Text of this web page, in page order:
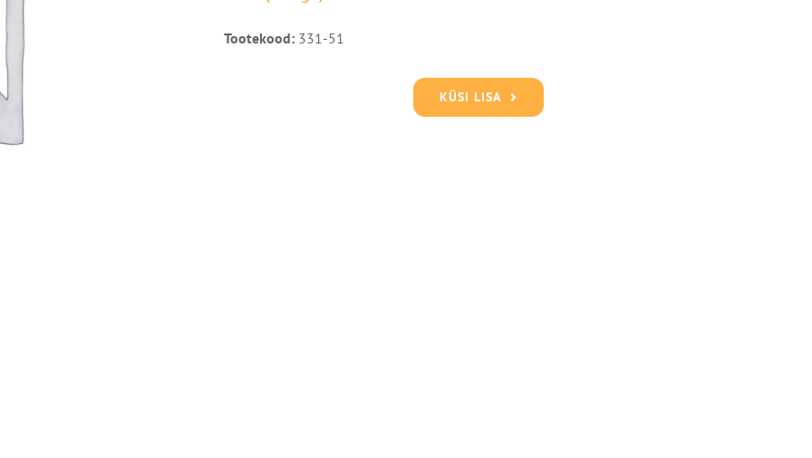
Tootekood: 331-51
KÜSI LISA